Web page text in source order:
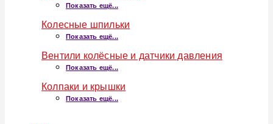
Показать ещё...
Колесные шпильки
Показать ещё...
Вентили колёсные и датчики давления
Показать ещё...
Колпаки и крышки
Показать ещё...